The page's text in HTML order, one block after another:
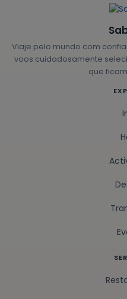
Viaje pelo mundo com
voos cuidadosamente
que